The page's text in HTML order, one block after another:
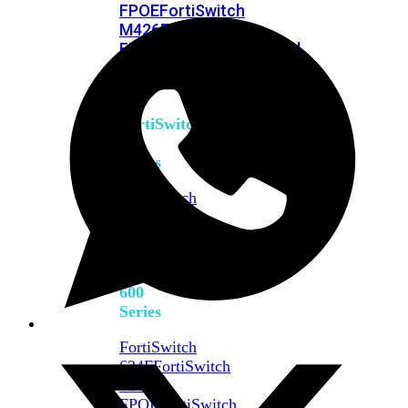
FPOEFortiSwitch
M426E-
FPOE
FortiSwitchRugged
FortiSwitch
500
Series
FortiSwitch
600
Series
FortiSwitch
624FFortiSwitch
624F-
FPOE
FortiSwitch